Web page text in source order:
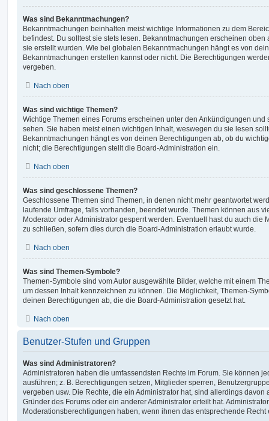
Was sind Bekanntmachungen?
Bekanntmachungen beinhalten meist wichtige Informationen zu dem
befindest. Du solltest sie stets lesen. Bekanntmachungen erscheinen oben
sie erstellt wurden. Wie bei globalen Bekanntmachungen hängt es von
Bekanntmachungen erstellen kannst oder nicht. Die Berechtigungen
vergeben.
Nach oben
Was sind wichtige Themen?
Wichtige Themen eines Forums erscheinen unter den Ankündigungen und
sehen. Sie haben meist einen wichtigen Inhalt, weswegen du sie lesen
Bekanntmachungen hängt es von deinen Berechtigungen ab, ob du
nicht; die Berechtigungen stellt die Board-Administration ein.
Nach oben
Was sind geschlossene Themen?
Geschlossene Themen sind Themen, in denen nicht mehr geantwortet
laufende Umfrage, falls vorhanden, beendet wurde. Themen können aus
Moderator oder Administrator gesperrt werden. Eventuell hast du auch die
zu schließen, sofern dies durch die Board-Administration erlaubt wurde.
Nach oben
Was sind Themen-Symbole?
Themen-Symbole sind vom Autor ausgewählte Bilder, welche mit einem
um dessen Inhalt kennzeichnen zu können. Die Möglichkeit, Themen-
deinen Berechtigungen ab, die die Board-Administration gesetzt hat.
Nach oben
Benutzer-Stufen und Gruppen
Was sind Administratoren?
Administratoren haben die umfassendsten Rechte im Forum. Sie können
ausführen; z. B. Berechtigungen setzen, Mitglieder sperren,
vergeben usw. Die Rechte, die ein Administrator hat, sind allerdings
Gründer des Forums oder ein anderer Administrator erteilt hat.
Moderationsberechtigungen haben, wenn ihnen das entsprechende Recht